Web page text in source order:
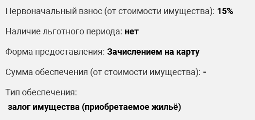
Первоначальный взнос (от стоимости имущества): 15%
Наличие льготного периода: нет
Форма предоставления: Зачислением на карту
Сумма обеспечения (от стоимости имущества): -
Тип обеспечения:
залог имущества (приобретаемое жильё)